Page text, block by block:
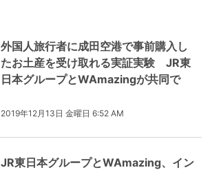
外国人旅行者に成田空港で事前購入し
たお土産を受け取れる実証実験 JR東
日本グループとWAmazingが共同で
2019年12月13日 金曜日 6:52 AM
JR東日本グループとWAmazing、イン